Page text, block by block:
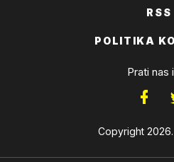
RSS
POLITIKA
Prati nas
Copyright 2026.